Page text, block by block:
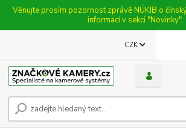
Věnujte prosím pozornost zprávě NÚKIB o
informací v sekci "Novinky".
CZK